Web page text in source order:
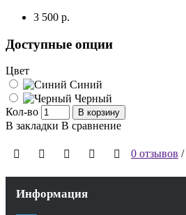
3 500 р.
Доступные опции
Цвет
Синий
Черный
Кол-во
В корзину
В закладки В сравнение
0 отзывов /
Информация